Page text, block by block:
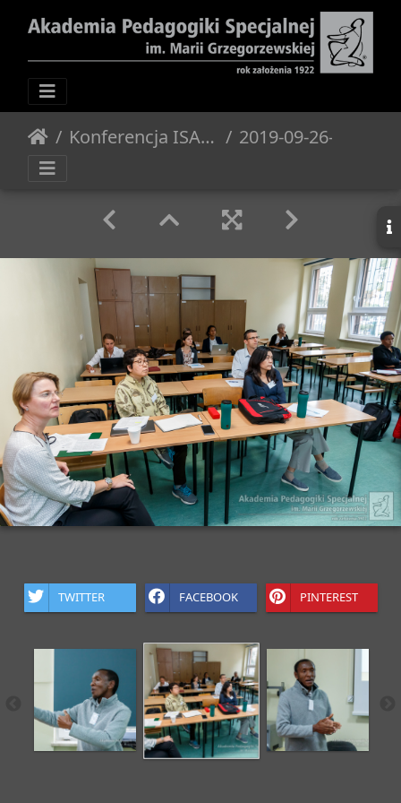
Konferencja ISA RC25 Lanaguage and Society - 2019.09.26-27 2019-09-26-APS-08983 L
TWITTER FACEBOOK PINTEREST